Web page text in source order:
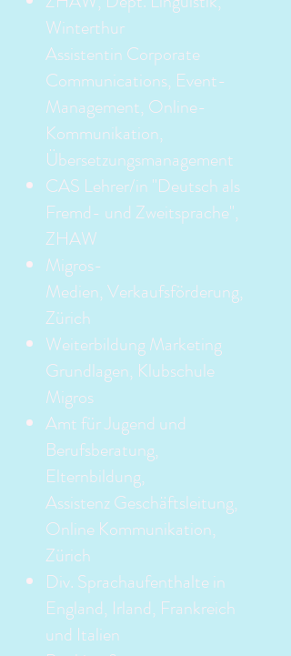
Winterthur
Assistentin Corporate
Communications, Event-
Management, Online-
Kommunikation,
Übersetzungsmanagement
CAS Lehrer/in "Deutsch als
Fremd- und Zweitsprache",
ZHAW
Migros-
Medien, Verkaufsförderung,
Zürich
Weiterbildung Marketing
Grundlagen, Klubschule
Migros
Amt für Jugend und
Berufsberatung,
Elternbildung,
Assistenz Geschäftsleitung,
Online Kommunikation,
Zürich
Div. Sprachaufenthalte in
England, Irland, Frankreich
und Italien